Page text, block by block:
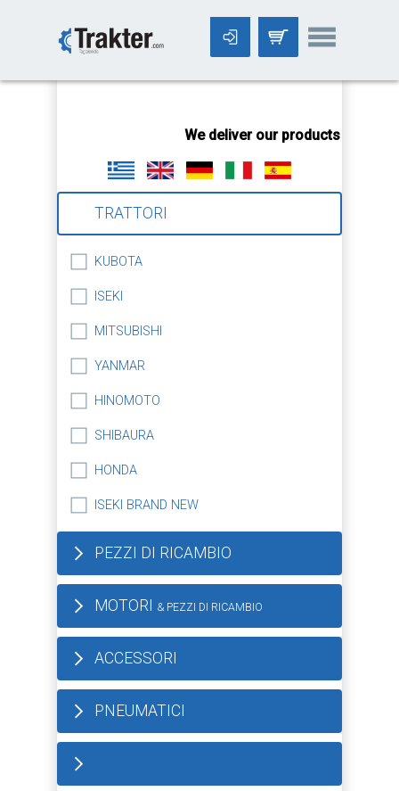
We deliver our products
TRATTORI
KUBOTA
ISEKI
MITSUBISHI
YANMAR
HINOMOTO
SHIBAURA
HONDA
ISEKI BRAND NEW
PEZZI DI RICAMBIO
MOTORI & PEZZI DI RICAMBIO
ACCESSORI
PNEUMATICI